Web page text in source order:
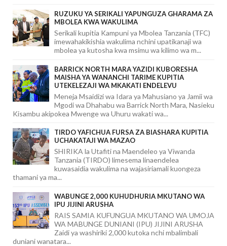
RUZUKU YA SERIKALI YAPUNGUZA GHARAMA ZA
MBOLEA KWA WAKULIMA
Serikali kupitia Kampuni ya Mbolea Tanzania (TFC)
imewahakikishia wakulima nchini upatikanaji wa
mbolea ya kutosha kwa msimu wa kilimo wa m...
BARRICK NORTH MARA YAZIDI KUBORESHA
MAISHA YA WANANCHI TARIME KUPITIA
UTEKELEZAJI WA MKAKATI ENDELEVU
Meneja Msaidizi wa Idara ya Mahusiano ya Jamii wa
Mgodi wa Dhahabu wa Barrick North Mara, Nasieku
Kisambu akipokea Mwenge wa Uhuru wakati wa...
TIRDO YAFICHUA FURSA ZA BIASHARA KUPITIA
UCHAKATAJI WA MAZAO
SHIRIKA la Utafiti na Maendeleo ya Viwanda
Tanzania (TIRDO) limesema linaendelea
kuwasaidia wakulima na wajasiriamali kuongeza
thamani ya ma...
WABUNGE 2,000 KUHUDHURIA MKUTANO WA
IPU JIJINI ARUSHA
RAIS SAMIA KUFUNGUA MKUTANO WA UMOJA
WA MABUNGE DUNIANI (IPU) JIJINI ARUSHA
Zaidi ya washiriki 2,000 kutoka nchi mbalimbali
duniani wanatara...